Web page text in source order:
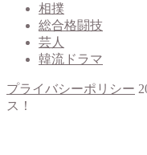
相撲
総合格闘技
芸人
韓流ドラマ
プライバシーポリシー
ス！